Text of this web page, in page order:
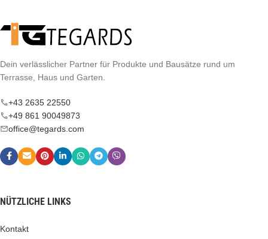
Dein verlässlicher Partner für Produkte und Bausätze rund um
Terrasse, Haus und Garten.
+43 2635 22550
+49 861 90049873
office@tegards.com
NÜTZLICHE LINKS
Kontakt